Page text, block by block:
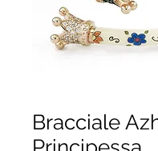
Bracciale